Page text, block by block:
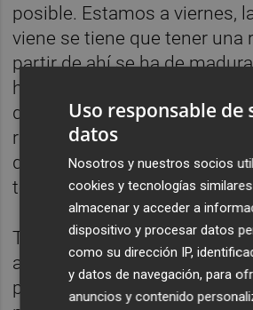
posible. Estamos a viernes,
viene se tiene que tener una
partir de ahí se ha de
ha agregado. El alcalde ha
decisión colectiva se tomará
reunión colectiva". "Calculo
que viene, a lo largo de la
tomaremos la decisión", ha
Tras ello, preguntado por
actuado él si hubiese
por si su postura hubiera
Uso responsable de
datos
Nosotros y nuestros socios
cookies y tecnologías
almacenar y acceder a
dispositivo y procesar datos
como su dirección IP,
y datos de navegación, para
anuncios y contenido